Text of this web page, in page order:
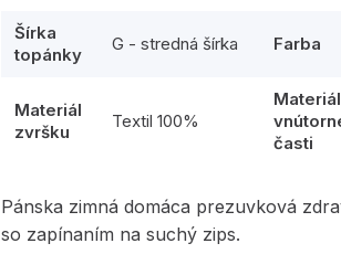
Šírka
topánky
G - stredná šírka Farba
Materiál
zvršku
Textil 100%
Materiál
časti
Pánska zimná domáca prezuvková
so zapínaním na suchý zips.